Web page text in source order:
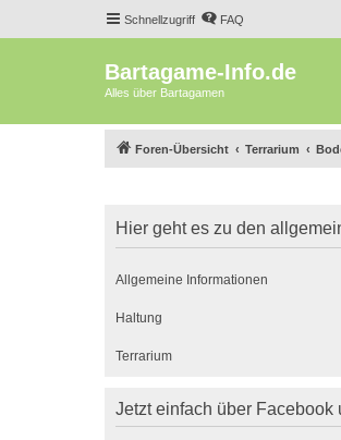
Schnellzugriff FAQ
Bartagame-Info.de
Alles über Bartagamen
Foren-Übersicht Terrarium
Hier geht es zu den
Allgemeine Informationen
Haltung
Terrarium
Jetzt einfach über